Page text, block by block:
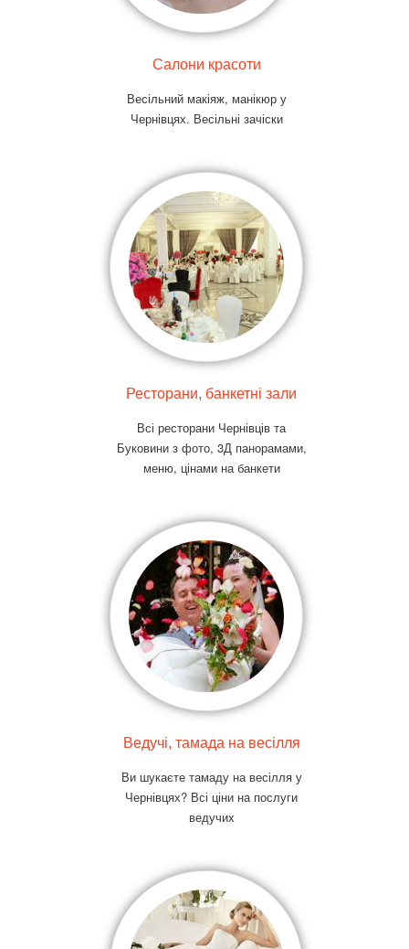
Салони красоти
Весільний макіяж, манікюр у
Чернівцях. Весільні зачіски
Ресторани, банкетні зали
Всі ресторани Чернівців та
Буковини з фото, 3Д панорамами,
меню, цінами на банкети
Ведучі, тамада на весілля
Ви шукаєте тамаду на весілля у
Чернівцях? Всі ціни на послуги
ведучих